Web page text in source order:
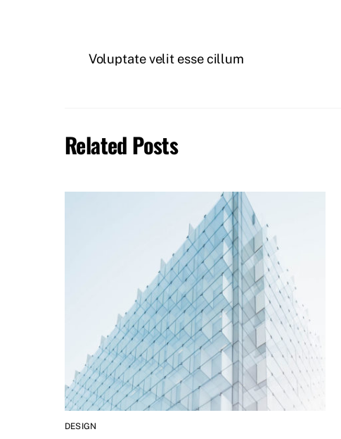
Voluptate velit esse cillum
Related Posts
DESIGN